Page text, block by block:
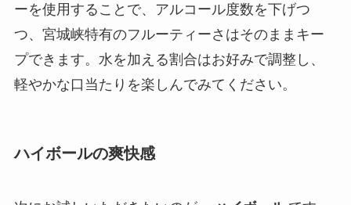
ーを使用することで、アルコール度数を下げつ
つ、宮城峡特有のフルーティーさはそのままキー
プできます。水を加える割合はお好みで調整し、
軽やかな口当たりを楽しんでみてください。
ハイボールの爽快感